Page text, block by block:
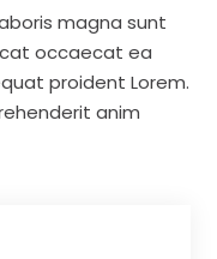
magna sunt
occaecat ea
proident Lorem.
anim